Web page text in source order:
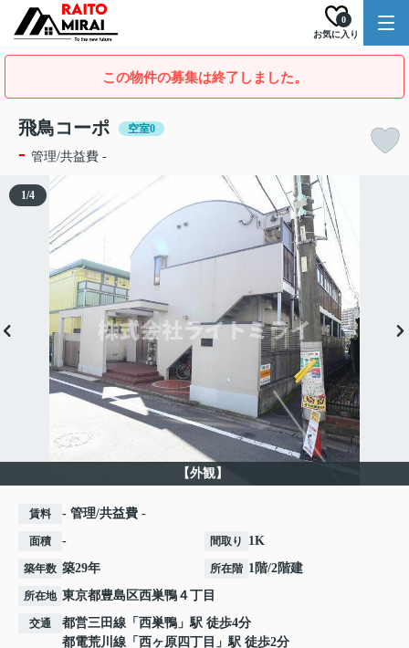
お気に入り
0
この物件の募集は終了しました。
飛鳥コーポ 空室0
- 管理/共益費 -
【外観】
1/4
賃料 - 管理/共益費 -
面積 - 間取り 1K
築年数 築29年 所在階 1階/2階建
所在地 東京都豊島区西巣鴨 ４丁目
交通 都営三田線 「 西巣鴨 」駅 徒歩4分
都電荒川線 「 西ヶ原四丁目 」駅 徒歩2分